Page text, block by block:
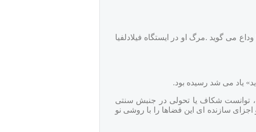
17 ماه مارس 1974 به علت حمله قلبی ،دار فانی را وداع می گوید .مرگ او در ایستگاه فیلادلفیا
یاد می شد رسیده بود.
، توانست شکاف یا تحولی در جنبش سنتی
سازنده ای این فضاها را با روشی نو